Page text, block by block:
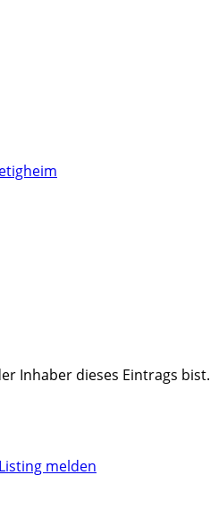
Inhaber dieses Eintrags bist.
Listing melden